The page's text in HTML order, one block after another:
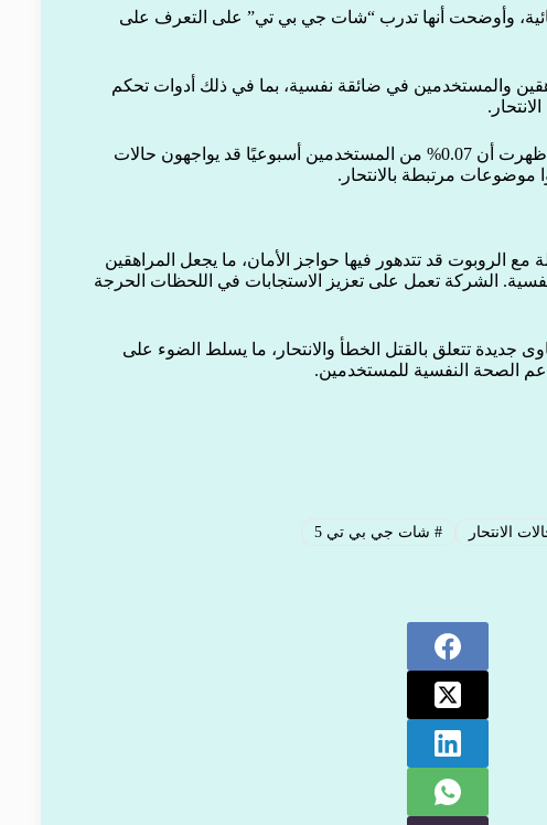
وأوضحت أنها تدرب “شات جي بي تي” على التعرف على
والمستخدمين في ضائقة نفسية، بما في ذلك أدوات تحكم
كشفت أوبن أيه آي عن دراسة حديثة أظهرت أن 0.07% من المستخدمين أسبوعيًا قد يواجهون حالات
مع الروبوت قد تتدهور فيها حواجز الأمان، ما يجعل المراهقين
الشركة تعمل على تعزيز الاستجابات في اللحظات الحرجة
جديدة تتعلق بالقتل الخطأ والانتحار، ما يسلط الضوء على
الصحة النفسية للمستخدمين.
الانتحار # شات جي بي تي 5